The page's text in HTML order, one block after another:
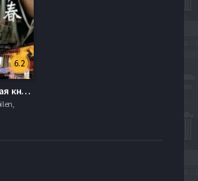
6.2
Моя пролистанная книга / Моя последняя страница (2011)